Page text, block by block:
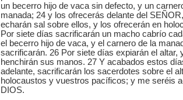
un becerro hijo de vaca sin defecto, y un
manada; 24 y los ofrecerás delante del
echarán sal sobre ellos, y los ofrecerán en
Por siete días sacrificarán un macho cabrío
el becerro hijo de vaca, y el carnero de la
sacrificarán. 26 Por siete días expiarán el altar,
henchirán sus manos. 27 Y acabados estos
adelante, sacrificarán los sacerdotes sobre el
holocaustos y vuestros pacíficos; y me seréis
DIOS.